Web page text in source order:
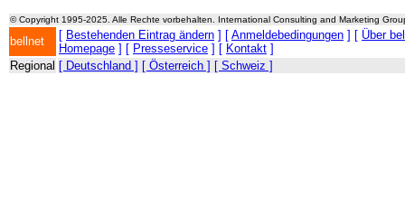
© Copyright 1995-2025. Alle Rechte vorbehalten. International Consulting and Marketing
bellnet [ Bestehenden Eintrag ändern ] [ Anmeldebedingungen ] [ Über
Homepage ] [ Presseservice ] [ Kontakt ]
Regional [ Deutschland ] [ Österreich ] [ Schweiz ]